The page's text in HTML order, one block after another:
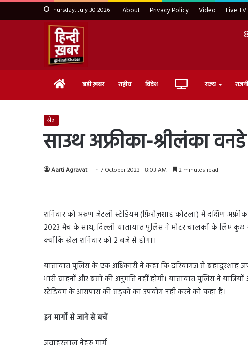
Thursday, July 30 2026 About Privacy Policy Video Live TV
Home बड़ी ख़बर राष्ट्रीय विदेश Live राज्य
खेल
साउथ अफ्रीका-श्रीलंका
Aarti Agravat 7 October 2023 - 8:03 AM 2 minutes read
शनिवार को अरुण जेटली स्टेडियम (फ़िरोज़शाह कोटला) में दक्षिण
2023 मैच के साथ, दिल्ली यातायात पुलिस ने मोटर चालकों के लिए कुछ
क्योंकि खेल शनिवार को 2 बजे से होगा।
यातायात पुलिस के एक अधिकारी ने कहा कि दरियागंज से
भारी वाहनों और बसों की अनुमति नहीं होगी। यातायात पुलिस ने
स्टेडियम के आसपास की सड़कों का उपयोग नहीं करने को कहा है।
इन मार्गों से जाने से बचें
जवाहरलाल नेहरू मार्ग